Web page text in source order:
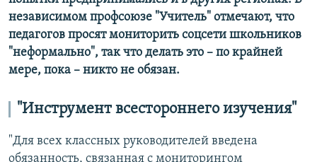
независимом профсоюзе "Учитель" отмечают, что
педагогов просят мониторить соцсети школьников
"неформально", так что делать это – по крайней
мере, пока – никто не обязан.
"Инструмент всестороннего изучения"
"Для всех классных руководителей введена
обязанность, связанная с мониторингом